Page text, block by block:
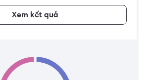
Xem kết quả